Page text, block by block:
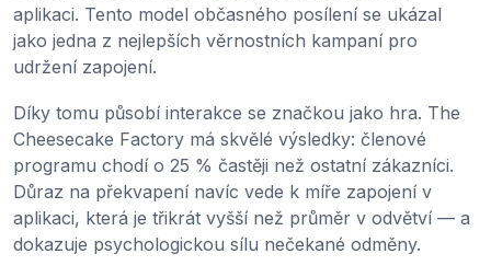
aplikaci. Tento model občasného posílení se ukázal
jako jedna z nejlepších věrnostních kampaní pro
udržení zapojení.
Díky tomu působí interakce se značkou jako hra. The
Cheesecake Factory má skvělé výsledky: členové
programu chodí o 25 % častěji než ostatní zákazníci.
Důraz na překvapení navíc vede k míře zapojení v
aplikaci, která je třikrát vyšší než průměr v odvětví — a
dokazuje psychologickou sílu nečekané odměny.